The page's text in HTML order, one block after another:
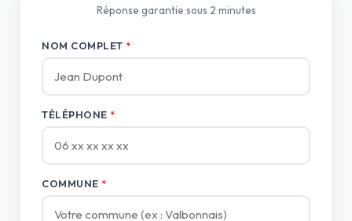
Réponse garantie sous 2 minutes
NOM COMPLET *
TÉLÉPHONE *
COMMUNE *